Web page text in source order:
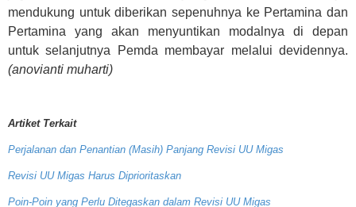
mendukung untuk diberikan sepenuhnya ke Pertamina dan
Pertamina yang akan menyuntikan modalnya di depan
untuk selanjutnya Pemda membayar melalui devidennya.
(anovianti muharti)
Artiket Terkait
Perjalanan dan Penantian (Masih) Panjang Revisi UU Migas
Revisi UU Migas Harus Diprioritaskan
Poin-Poin yang Perlu Ditegaskan dalam Revisi UU Migas